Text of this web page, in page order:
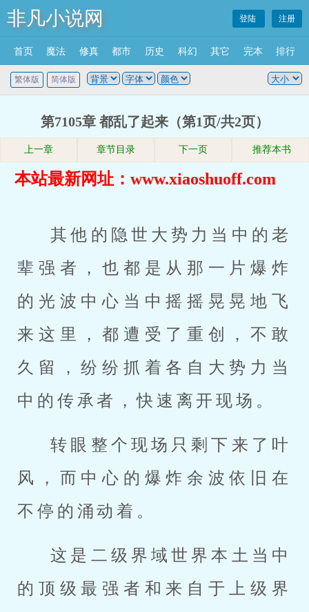
非凡小说网 登陆 注册
首页 魔法 修真 都市 历史 科幻 其它 完本 排行
繁体版 简体版
第7105章 都乱了起来（第1页/共2页）
上一章 章节目录 下一页 推荐本书
本站最新网址：www.xiaoshuoff.com
其他的隐世大势力当中的老
辈强者，也都是从那一片爆炸
的光波中心当中摇摇晃晃地飞
来这里，都遭受了重创，不敢
久留，纷纷抓着各自大势力当
中的传承者，快速离开现场。
转眼整个现场只剩下来了叶
风，而中心的爆炸余波依旧在
不停的涌动着。
这是二级界域世界本土当中
的顶级最强者和来自于上级界